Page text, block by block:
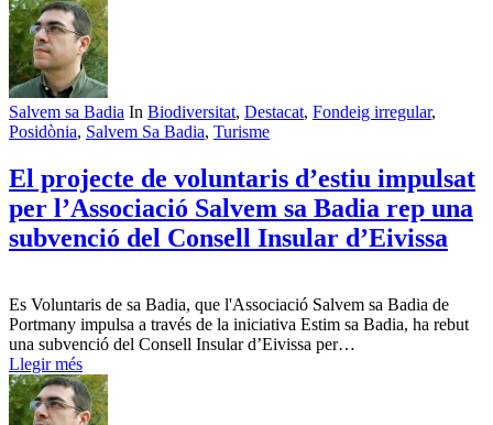
Salvem sa Badia In Biodiversitat, Destacat, Fondeig irregular,
Posidònia, Salvem Sa Badia, Turisme
El projecte de voluntaris d’estiu impulsat
per l’Associació Salvem sa Badia rep una
subvenció del Consell Insular d’Eivissa
Es Voluntaris de sa Badia, que l'Associació Salvem sa Badia de
Portmany impulsa a través de la iniciativa Estim sa Badia, ha rebut
una subvenció del Consell Insular d’Eivissa per…
Llegir més